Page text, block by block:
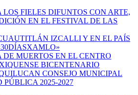
FIELES DIFUNTOS CON ARTE,
EN EL FESTIVAL DE LAS
IZCALLI Y EN EL PAÍS
MUERTOS EN EL CENTRO
BICENTENARIO
CONSEJO MUNICIPAL
PÚBLICA 2025-2027